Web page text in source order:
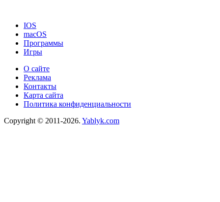
IOS
macOS
Программы
Игры
О сайте
Реклама
Контакты
Карта сайта
Политика конфиденциальности
Copyright © 2011-2026. Yablyk.сom